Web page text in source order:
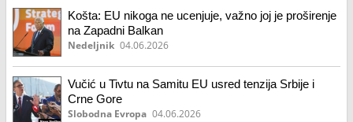
Košta: EU nikoga ne ucenjuje, važno joj je proširenje
na Zapadni Balkan
Nedeljnik 04.06.2026
Vučić u Tivtu na Samitu EU usred tenzija Srbije i
Crne Gore
Slobodna Evropa 04.06.2026